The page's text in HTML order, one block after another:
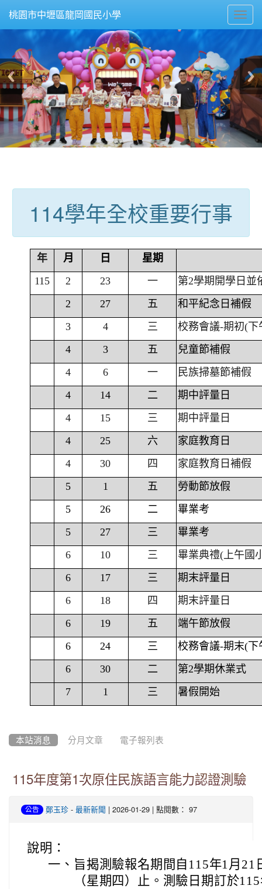
桃園市中壢區龍岡國民小學
114學年全校重要行事
年 月 日
星期
115
2 23 一
第2學期開學日並
2
27 五
和平紀念日補假
3
4 三
校務會議-期初(下
4
3 五
兒童節補假
4
6 一
民族掃墓節補假
4
14 二
期中評量日
4
15 三
期中評量日
4
25 六
家庭教育日
4
30 四
家庭教育日補假
5
1 五
勞動節放假
5
26 二
畢業考
5
27 三
畢業考
6
10 三
畢業典禮(上午國
6
17 三
期末評量日
6
18 四
期末評量日
6
19 五
端午節放假
6
24 三
校務會議-期末(下
6
30 二
第2學期休業式
7
1 三 暑假開始
本站消息 分月文章 電子報列表
115年度第1次原住民族語言能力認證測驗
公告 鄭玉珍 - 最新新聞 | 2026-01-29 | 點閱數： 97
說明：
一、 旨揭測驗報名期間自115年1月21
（星期四）止。測驗日期訂於